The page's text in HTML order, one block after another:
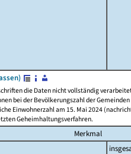
die Daten nicht vollständig
bei der Bevölkerungszahl der
Einwohnerzahl am 15. Mai 2024
Geheimhaltungsverfahren.
Merkmal